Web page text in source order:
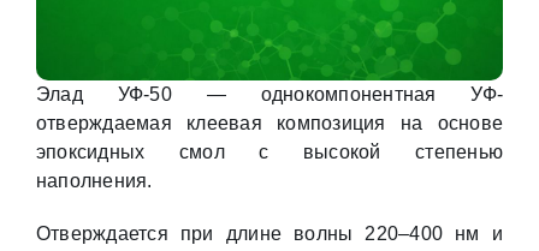
Элад УФ-50 — однокомпонентная УФ-
отверждаемая клеевая композиция на основе
эпоксидных смол с высокой степенью
наполнения.
Отверждается при длине волны 220–400 нм и